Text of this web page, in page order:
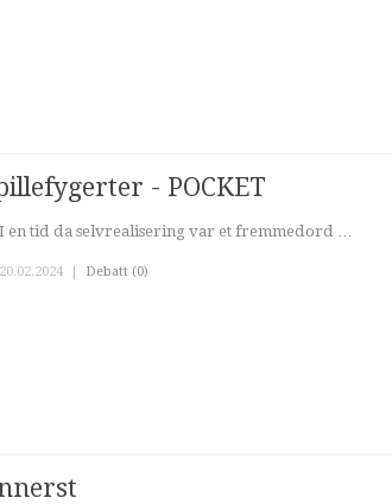
- POCKET
I en tid da selvrealisering var et fremmedord …
20.02.2024 | Debatt (0)